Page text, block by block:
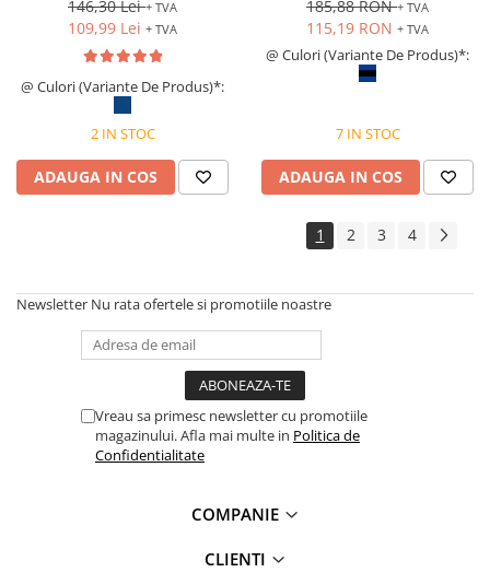
146,30 Lei+ TVA
109,99 Lei + TVA
@ Culori (Variante De Produs)*:
2 IN STOC
ADAUGA IN COS
185,88 RON+ TVA
115,19 RON + TVA
@ Culori (Variante De Produs)*:
7 IN STOC
ADAUGA IN COS
1 2 3 4
Newsletter Nu rata ofertele si promotiile noastre
Vreau sa primesc newsletter cu promotiile
magazinului. Afla mai multe in Politica de
Confidentialitate
COMPANIE
CLIENTI